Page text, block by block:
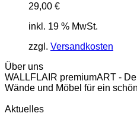
29,00 €
inkl. 19 % MwSt.
zzgl. Versandkosten
Über uns
WALLFLAIR premiumART -
Wände und Möbel für ein
Aktuelles